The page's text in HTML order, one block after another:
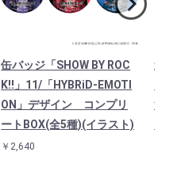
缶バッジ「SHOW BY ROC
K!!」11/「HYBRiD-EMOTI
ON」デザイン コンプリ
ートBOX(全5種)(イラスト)
￥2,640
連
法